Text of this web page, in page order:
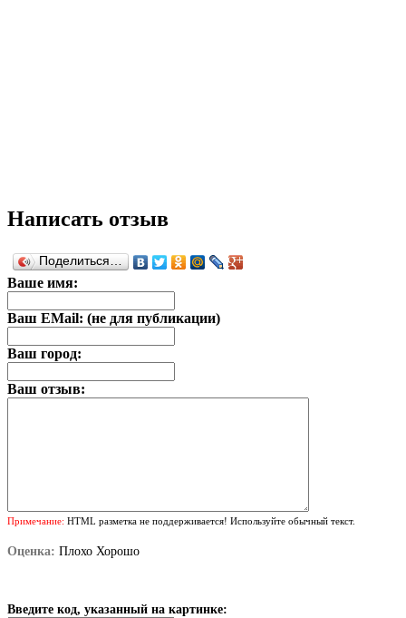
Написать отзыв
Поделиться…
Ваше имя:
Ваш EMail: (не для публикации)
Ваш город:
Ваш отзыв:
Примечание: HTML разметка не поддерживается! Используйте обычный текст.
Оценка: Плохо Хорошо
Введите код, указанный на картинке: